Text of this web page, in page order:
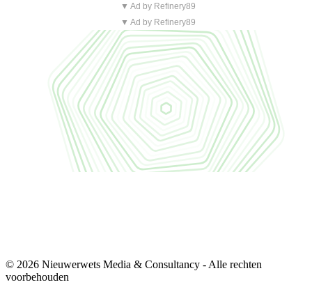
▼ Ad by Refinery89
▼ Ad by Refinery89
© 2026 Nieuwerwets Media & Consultancy - Alle rechten
voorbehouden